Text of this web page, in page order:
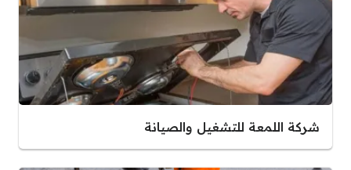
شركة اللمعة للتشغيل والصيانة